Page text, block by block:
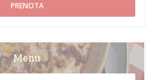
PRENOTA
Menu